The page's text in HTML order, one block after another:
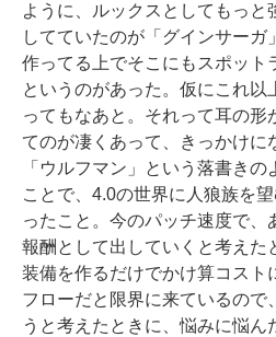
ように、ルックスとしてもっと
してていたのが「グインサーガ
作ってる上でそこにもスポット
というのがあった。仮にこれ以
ってもなあと。それって耳の形
てのが凄くあって、きっかけに
「ウルフマン」という落書き
ことで、4.0の世界に人狼族を
ったこと。今のパッチ速度で、
報酬として出していくと考えた
装備を作るだけでかけ算コスト
フローだと限界に来ているので
うと考えたときに、悩みに悩ん